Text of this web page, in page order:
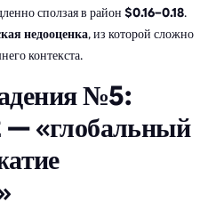
сползая в район $0.16–0.18.
недооценка, из которой сложно
контекста.
№5:
— «глобальный